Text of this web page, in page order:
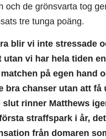
och de grönsvarta tog
tre tunga poäng.
blir vi inte stressade
utan vi har hela tiden
på egen hand
bra chanser utan att få
slut rinner Matthews
straffspark i år,
från domaren